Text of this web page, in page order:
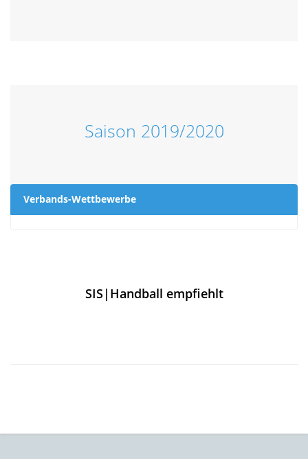
Saison 2019/2020
Verbands-Wettbewerbe
SIS|Handball empfiehlt